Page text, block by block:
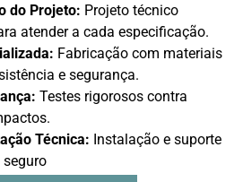
do Projeto: Projeto técnico
atender a cada especificação.
Fabricação com materiais
e segurança.
Testes rigorosos contra
Técnica: Instalação e suporte